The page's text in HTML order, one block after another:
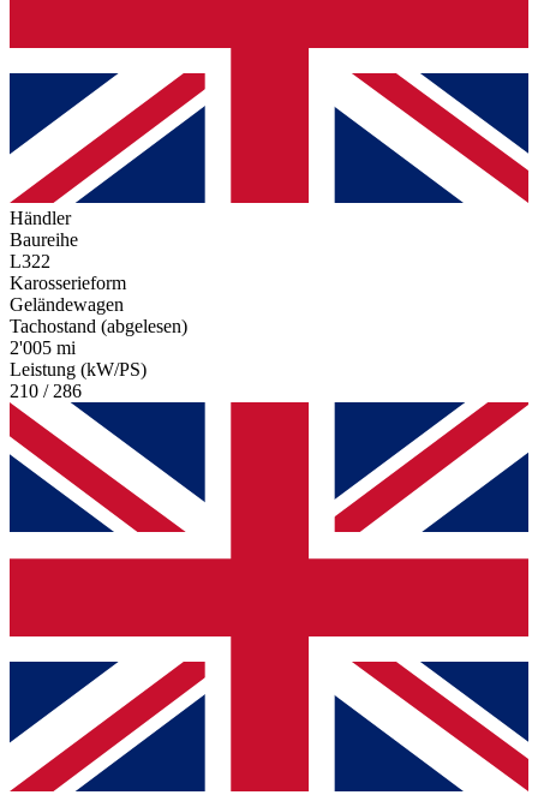
Händler
Baureihe
L322
Karosserieform
Geländewagen
Tachostand (abgelesen)
2'005 mi
Leistung (kW/PS)
210 / 286